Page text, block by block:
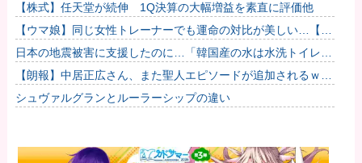
【株式】任天堂が続伸 1Q決算の大幅増益を素直に評価他
【ウマ娘】同じ女性トレーナーでも運命の対比が美しい…【ス
タブロ第63話】他
日本の地震被害に支援したのに…「韓国産の水は水洗トイレ
に」
【朗報】中居正広さん、また聖人エピソードが追加されるｗｗ
ｗｗｗ
シュヴァルグランとルーラーシップの違い